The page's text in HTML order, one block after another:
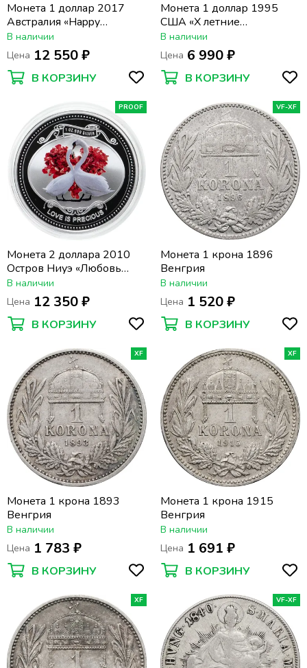
Монета 1 доллар 2017
Австралия «Happy
Birthday»
В наличии
Цена 12 550 ₽
В КОРЗИНУ
Монета 1 доллар 1995
США «X летние
Паралимпийские Игры,
Атланта 1996 - Бег»
В наличии
Цена 6 990 ₽
В КОРЗИНУ
PROOF
Монета 2 доллара 2010
Остров Ниуэ «Любовь
навсегда. Лебеди»
В наличии
Цена 12 350 ₽
В КОРЗИНУ
VF-XF
Монета 1 крона 1896
Венгрия
В наличии
Цена 1 520 ₽
В КОРЗИНУ
XF
Монета 1 крона 1893
Венгрия
В наличии
Цена 1 783 ₽
В КОРЗИНУ
XF
Монета 1 крона 1915
Венгрия
В наличии
Цена 1 691 ₽
В КОРЗИНУ
XF VF-XF